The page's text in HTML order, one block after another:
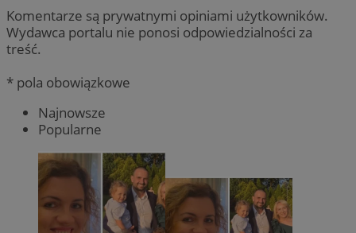
Komentarze są prywatnymi opiniami użytkowników.
Wydawca portalu nie ponosi odpowiedzialności za
treść.
* pola obowiązkowe
Najnowsze
Popularne